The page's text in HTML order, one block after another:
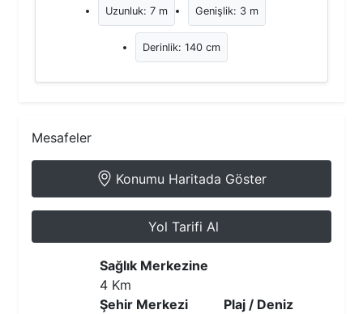
Uzunluk: 7 m Genişlik: 3 m
Derinlik: 140 cm
Mesafeler
Konumu Haritada Göster
Yol Tarifi Al
Sağlık Merkezine
4 Km
Şehir Merkezi
Plaj / Deniz